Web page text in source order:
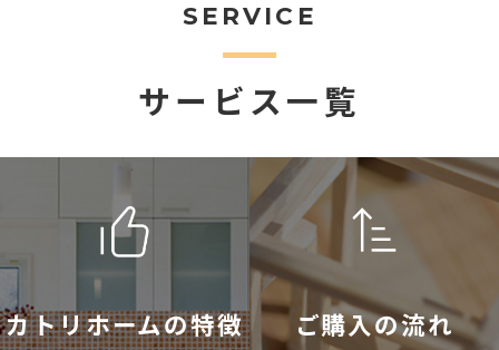
SERVICE
サービス一覧
カトリホームの特徴 ご購入の流れ